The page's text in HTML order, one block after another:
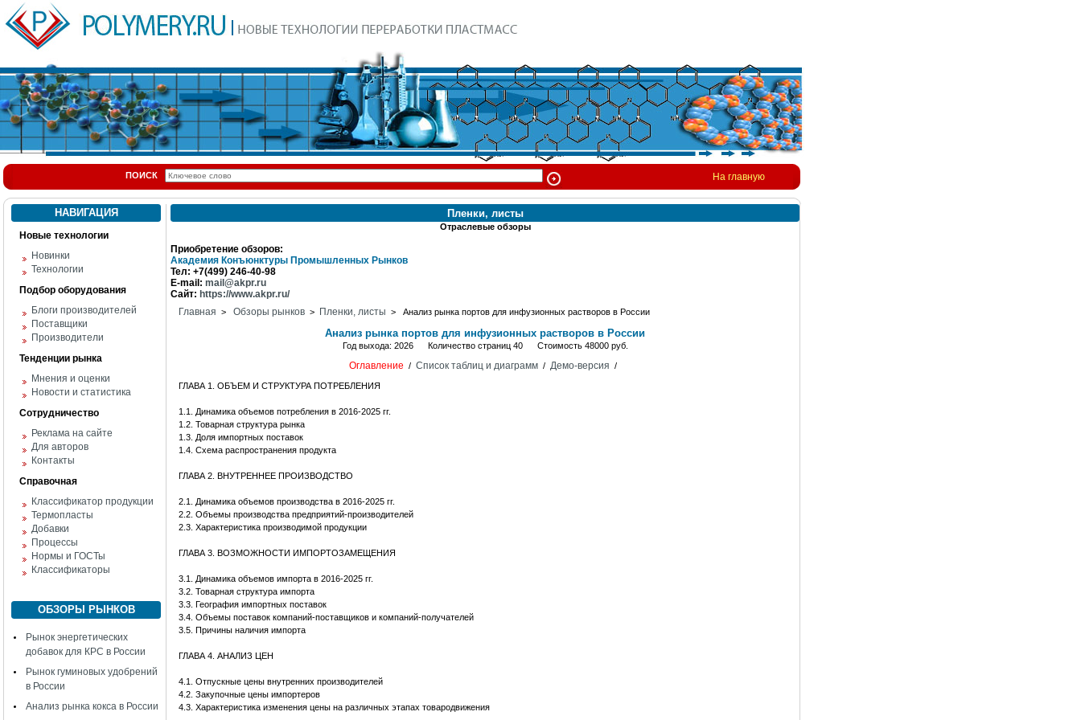
ПОИСК На главную
НАВИГАЦИЯ
Новые технологии
Новинки
Технологии
Подбор оборудования
Блоги производителей
Поставщики
Производители
Тенденции рынка
Мнения и оценки
Новости и статистика
Сотрудничество
Реклама на сайте
Для авторов
Контакты
Справочная
Классификатор продукции
Термопласты
Добавки
Процессы
Нормы и ГОСТы
Классификаторы
ОБЗОРЫ РЫНКОВ
Рынок энергетических
добавок для КРС в России
Рынок гуминовых удобрений
в России
Анализ рынка кокса в России
Пленки, листы
Отраслевые обзоры
Приобретение обзоров:
Академия Конъюнктуры Промышленных Рынков
Тел: +7(499) 246-40-98
E-mail: mail@akpr.ru
Сайт: https://www.akpr.ru/
Главная > Обзоры рынков > Пленки, листы > Анализ рынка портов для инфузионных растворов в России
Анализ рынка портов для инфузионных растворов в России
Год выхода: 2026 Количество страниц 40 Стоимость 48000 руб.
Оглавление / Список таблиц и диаграмм/ Демо-версия /
ГЛАВА 1. ОБЪЕМ И СТРУКТУРА ПОТРЕБЛЕНИЯ
1.1. Динамика объемов потребления в 2016-2025 гг.
1.2. Товарная структура рынка
1.3. Доля импортных поставок
1.4. Схема распространения продукта
ГЛАВА 2. ВНУТРЕННЕЕ ПРОИЗВОДСТВО
2.1. Динамика объемов производства в 2016-2025 гг.
2.2. Объемы производства предприятий-производителей
2.3. Характеристика производимой продукции
ГЛАВА 3. ВОЗМОЖНОСТИ ИМПОРТОЗАМЕЩЕНИЯ
3.1. Динамика объемов импорта в 2016-2025 гг.
3.2. Товарная структура импорта
3.3. География импортных поставок
3.4. Объемы поставок компаний-поставщиков и компаний-получателей
3.5. Причины наличия импорта
ГЛАВА 4. АНАЛИЗ ЦЕН
4.1. Отпускные цены внутренних производителей
4.2. Закупочные цены импортеров
4.3. Характеристика изменения цены на различных этапах товародвижения